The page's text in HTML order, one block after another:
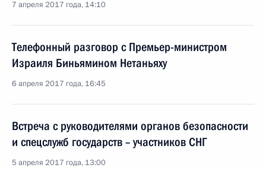
7 апреля 2017 года, 14:10
Телефонный разговор с Премьер-министром
Израиля Биньямином Нетаньяху
6 апреля 2017 года, 16:45
Встреча с руководителями органов безопасности
и спецслужб государств – участников СНГ
5 апреля 2017 года, 13:00